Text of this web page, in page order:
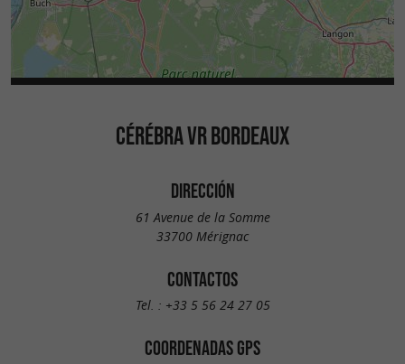
CÉRÉBRA VR BORDEAUX
DIRECCIÓN
61 Avenue de la Somme
33700 Mérignac
CONTACTOS
Tel. : +33 5 56 24 27 05
COORDENADAS GPS